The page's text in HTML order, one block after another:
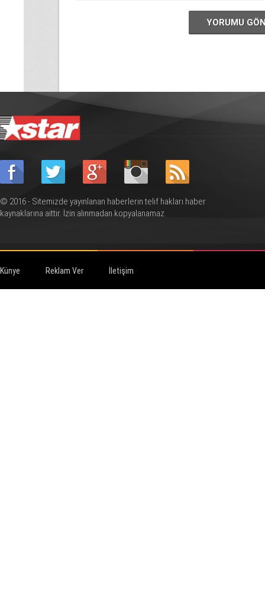
YORUMU
© 2016 - Sitemizde yayınlanan haberlerin telif hakları haber
kaynaklarına aittir. İzin alınmadan kopyalanamaz.
Künye Reklam Ver İletişim